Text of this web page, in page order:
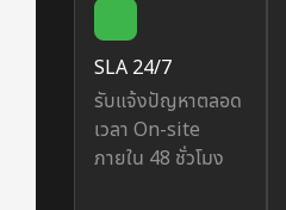
SLA 24/7
รับแจ้งปัญหาตลอด
เวลา On-site
ภายใน 48 ชั่วโมง